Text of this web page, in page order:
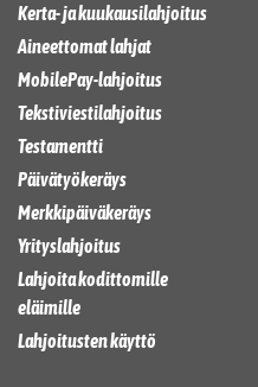
Kerta- ja kuukausilahjoitus
Aineettomat lahjat
MobilePay-lahjoitus
Tekstiviestilahjoitus
Testamentti
Päivätyökeräys
Merkkipäiväkeräys
Yrityslahjoitus
Lahjoita kodittomille
eläimille
Lahjoitusten käyttö